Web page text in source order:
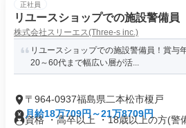
正社員
リユースショップでの施設警備員
株式会社スリーエス(Three-s inc.)
リユースショップでの施設警備員！賞
20～60代まで幅広い層が活...
〒964-0937福島県二本松市榎戸
月給18万709円～21万8709円
資格 ・高卒以上 ・18歳以上の方(警